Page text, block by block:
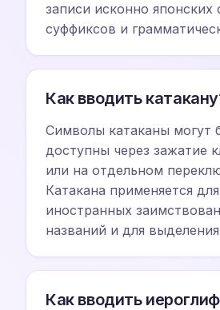
записи исконно японских
суффиксов и
Как вводить
Символы катаканы могут
доступны через зажатие
или на отдельном
Катакана применяется
иностранных
названий и для выделения
Как вводить